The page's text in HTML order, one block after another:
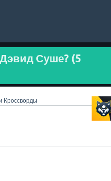
Дэвид Суше? (5
Кроссворды